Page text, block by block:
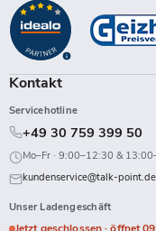
auf
FacebookInstagram
Kontakt
Servicehotline
+49 30 759 399 50
Mo–Fr · 9:00–12:30 &
kundenservice@talk-point.de
Unser Ladengeschäft